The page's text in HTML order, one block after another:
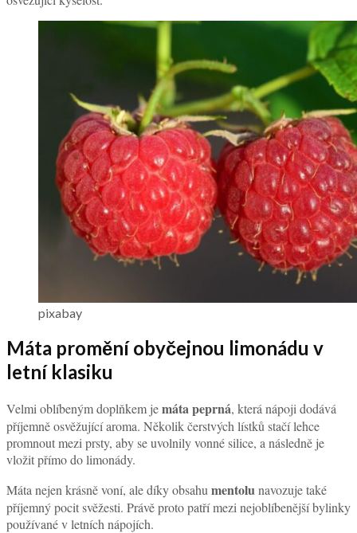
pixabay
Máta promění obyčejnou limonádu v
letní klasiku
Velmi oblíbeným doplňkem jemáta peprná, která nápoji dodává
příjemně osvěžující aroma. Několik čerstvých lístků stačí lehce
promnout mezi prsty, aby se uvolnily vonné silice, a následně je
vložit přímo do limonády.
Máta nejen krásně voní, ale díky obsahu mentolunavozuje také
příjemný pocit svěžesti. Právě proto patří mezi nejoblíbenější bylinky
používané v letních nápojích.